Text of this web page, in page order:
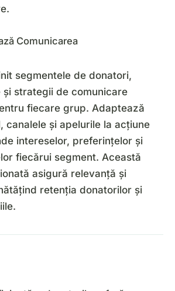
Comunicarea
segmentele de donatori,
și strategii de comunicare
fiecare grup. Adaptează
canalele și apelurile la acțiune
intereselor, preferințelor și
fiecărui segment. Această
asigură relevanță și
retenția donatorilor și